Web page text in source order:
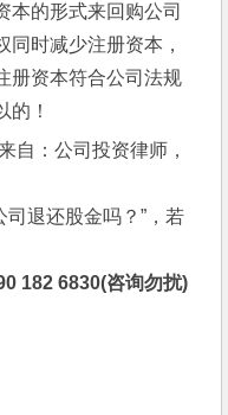
本的形式来回购公司
同时减少注册资本，
册资本符合公司法规
的！
自：公司投资律师，
司退还股金吗？”，若
182 6830(咨询勿扰)